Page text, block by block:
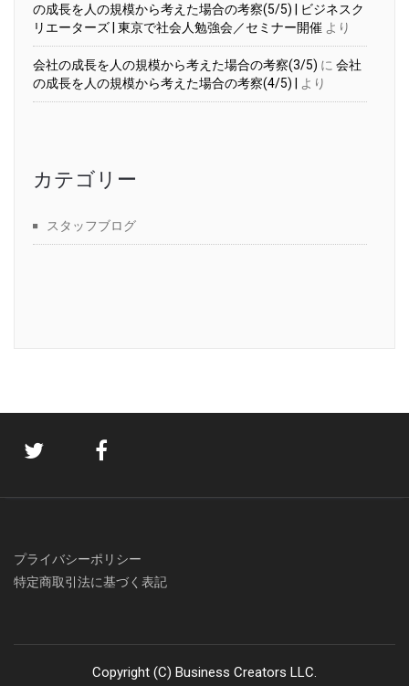
の成長を人の規模から考えた場合の考察(5/5) | ビジネスク
リエーターズ | 東京で社会人勉強会／セミナー開催 より
会社の成長を人の規模から考えた場合の考察(3/5) に 会社
の成長を人の規模から考えた場合の考察(4/5) |
より
カテゴリー
スタッフブログ
プライバシーポリシー
特定商取引法に基づく表記
Copyright (C) Business Creators LLC.